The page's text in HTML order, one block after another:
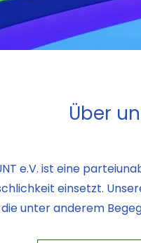
Über
e.V. ist eine
einsetzt.
unter anderem